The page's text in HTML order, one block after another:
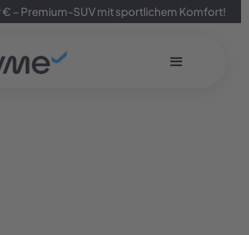
€ – Premium-SUV mit sportlichem Komfort!